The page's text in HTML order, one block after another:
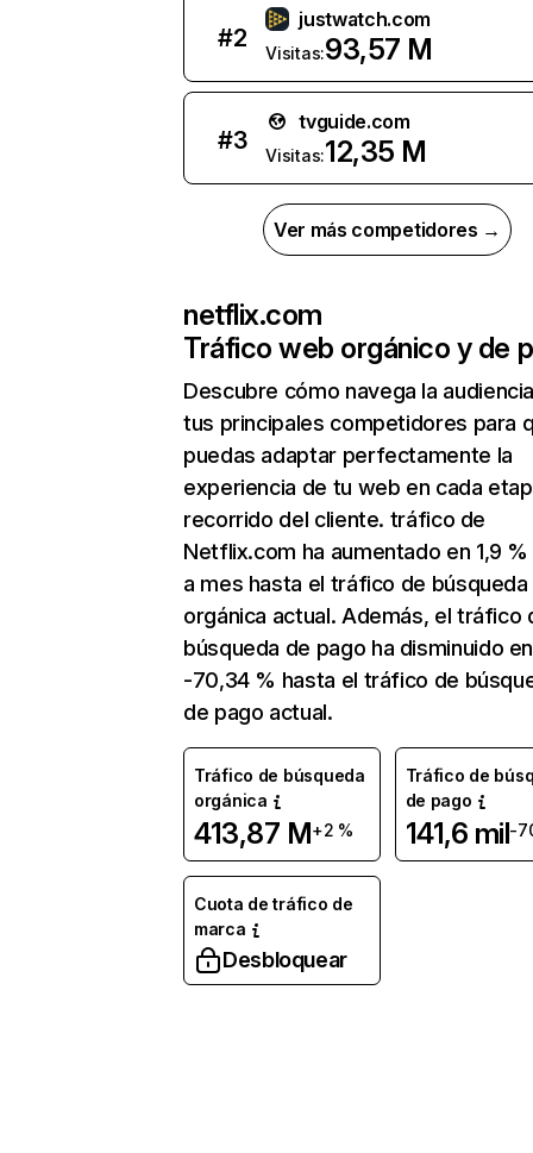
#2
justwatch.com
Visitas:93,57 M
#3
tvguide.com
Visitas:12,35 M
Ver más competidores →
netflix.com
Tráfico web orgánico y de
Descubre cómo navega la
tus principales competidores para
puedas adaptar perfectamente la
experiencia de tu web en cada
recorrido del cliente. tráfico de
Netflix.com ha aumentado en 1,9
a mes hasta el tráfico de búsqueda
orgánica actual. Además, el tráfico
búsqueda de pago ha disminuido en
-70,34 % hasta el tráfico de
de pago actual.
Tráfico de búsqueda
orgánica
413,87 M+2 %
Tráfico de
de pago
141,6 mil-
Cuota de tráfico de
marca
Desbloquear